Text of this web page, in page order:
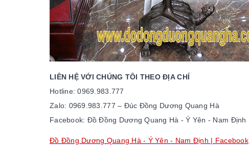
LIÊN HỆ VỚI CHÚNG TÔI THEO ĐỊA CHỈ
Hotline: 0969.983.777
Zalo: 0969.983.777 – Đúc Đồng Dương Quang Hà
Facebook: Đồ Đồng Dương Quang Hà - Ý Yên - Nam Định
Đồ Đồng Dương Quang Hà - Ý Yên - Nam Định | Facebook